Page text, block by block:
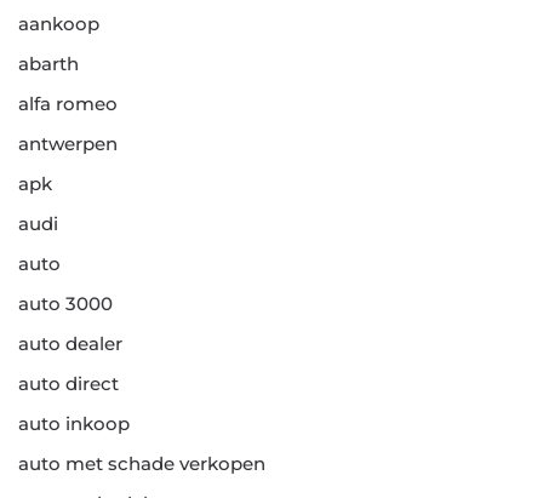
aankoop
abarth
alfa romeo
antwerpen
apk
audi
auto
auto 3000
auto dealer
auto direct
auto inkoop
auto met schade verkopen